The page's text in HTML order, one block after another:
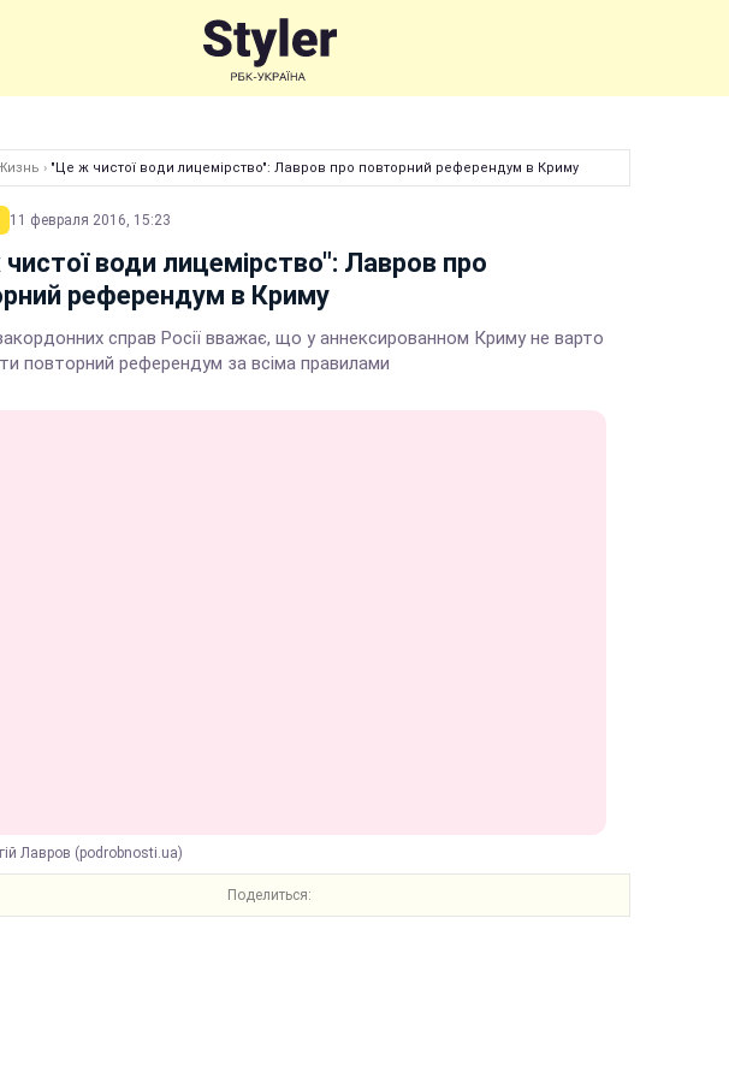
› "Це ж чистої води лицемірство": Лавров про повторний референдум в Криму
11 февраля 2016, 15:23
води лицемірство": Лавров про
референдум в Криму
справ Росії вважає, що у аннексированном Криму не варто
повторний референдум за всіма правилами
Лавров (podrobnosti.ua)
Поделиться: